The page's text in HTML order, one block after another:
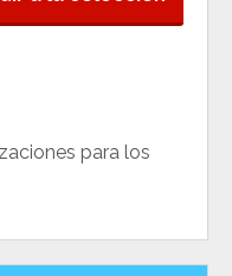
para los